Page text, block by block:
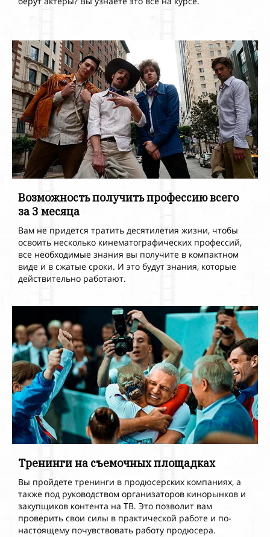
Возможность получить профессию всего
за 3 месяца
Вам не придется тратить десятилетия жизни, чтобы
освоить несколько кинематографических профессий,
все необходимые знания вы получите в компактном
виде и в сжатые сроки. И это будут знания, которые
действительно работают.
Тренинги на съемочных площадках
Вы пройдете тренинги в продюсерских компаниях, а
также под руководством организаторов кинорынков и
закупщиков контента на ТВ. Это позволит вам
проверить свои силы в практической работе и по-
настоящему почувствовать работу продюсера.